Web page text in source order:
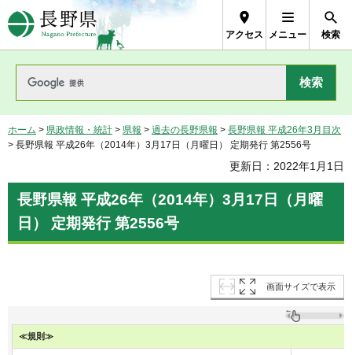
長野県Nagano Prefecture
アクセス メニュー 検索
ホーム > 県政情報・統計 > 県報 > 過去の長野県報 > 長野県報 平成26年3月目次
> 長野県報 平成26年（2014年）3月17日（月曜日） 定期発行 第2556号
更新日：2022年1月1日
長野県報 平成26年（2014年）3月17日（月曜
日） 定期発行 第2556号
画面サイズで表示
≪規則≫